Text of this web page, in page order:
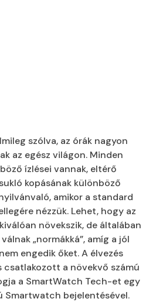
szólva, az órák nagyon
az egész világon. Minden
ízlései vannak, eltérő
kopásának különböző
amikor a standard
nézzük. Lehet, hogy az
növekszik, de általában
„normákká”, amíg a jól
engedik őket. A élvezés
csatlakozott a növekvő számú
a SmartWatch Tech-et egy
Smartwatch bejelentésével.